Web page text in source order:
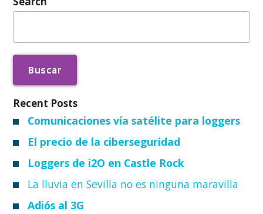
Buscar:
Recent Posts
Comunicaciones vía satélite para loggers
El precio de la ciberseguridad
Loggers de i2O en Castle Rock
La lluvia en Sevilla no es ninguna maravilla
Adiós al 3G